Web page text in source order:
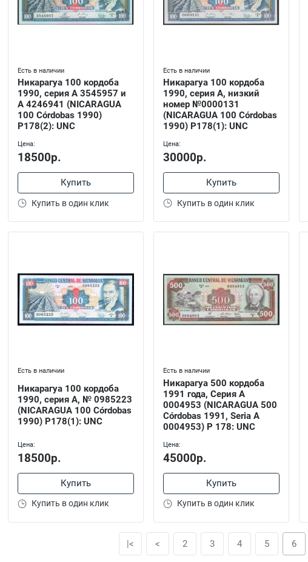
Есть в наличии
Никарагуа 100 кордоба
1990, серия А 3545957 и
A 4246941 (NICARAGUA
100 Córdobas 1990)
P178(2): UNC
Цена:
18500р.
Купить
Купить в один клик
Есть в наличии
Никарагуа 100 кордоба
1990, серия А, низкий
номер №0000131
(NICARAGUA 100 Córdobas
1990) P178(1): UNC
Цена:
30000р.
Купить
Купить в один клик
Есть в наличии
Никарагуа 100 кордоба
1990, серия А, № 0985223
(NICARAGUA 100 Córdobas
1990) P178(1): UNC
Цена:
18500р.
Купить
Купить в один клик
Есть в наличии
Никарагуа 500 кордоба
1991 года, Серия А
0004953 (NICARAGUA 500
Córdobas 1991, Seria A
0004953) P 178: UNC
Цена:
45000р.
Купить
Купить в один клик
|< < 2 3 4 5 6